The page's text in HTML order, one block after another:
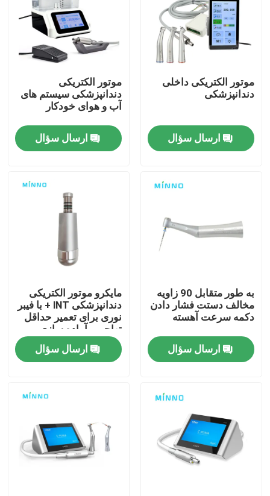
خانه
دربارهی ما
کنترل کیفیت
تماس با ما
دستگاه های پزشکی دندانپزشکی
دستمال دندانپزشکی با سرعت پایین
موتور الکتریکی داخلی
دندانپزشکی
ارسال سؤال
موتور الکتریکی
دندانپزشکی سیستم های
آب و هوای خودکار
ارسال سؤال
به طور متقابل 90 زاویه
مخالف دستت فشار دادن
دکمه سرعت آهسته
ارسال سؤال
مایکرو موتور الکتریکی
دندانپزشکی lNT + با فیبر
نوری برای تعمیر حداقل
تهاجمی آماده سازی
پولیشینگ موتور بدون
برس
ارسال سؤال